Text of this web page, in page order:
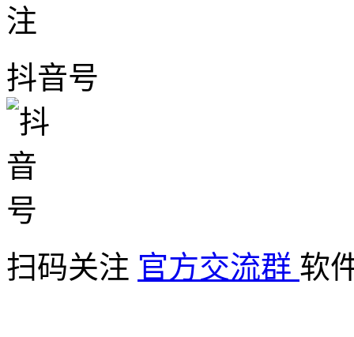
抖音号
扫码关注 官方交流群 软